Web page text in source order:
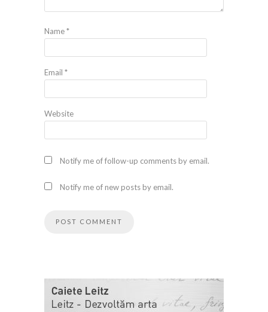
Name*
Email *
Website
Notify me of follow-up comments by email.
Notify me of new posts by email.